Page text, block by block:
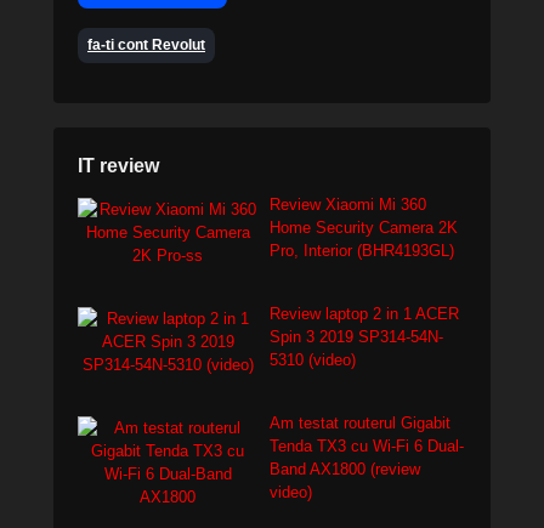
fa-ti cont Revolut
IT review
Review Xiaomi Mi 360
Home Security Camera 2K
Pro, Interior (BHR4193GL)
Review laptop 2 in 1 ACER
Spin 3 2019 SP314-54N-
5310 (video)
Am testat routerul Gigabit
Tenda TX3 cu Wi-Fi 6 Dual-
Band AX1800 (review
video)